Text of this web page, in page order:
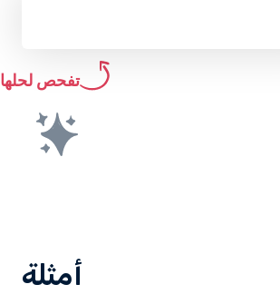
تفحص لحلها
أمثلة